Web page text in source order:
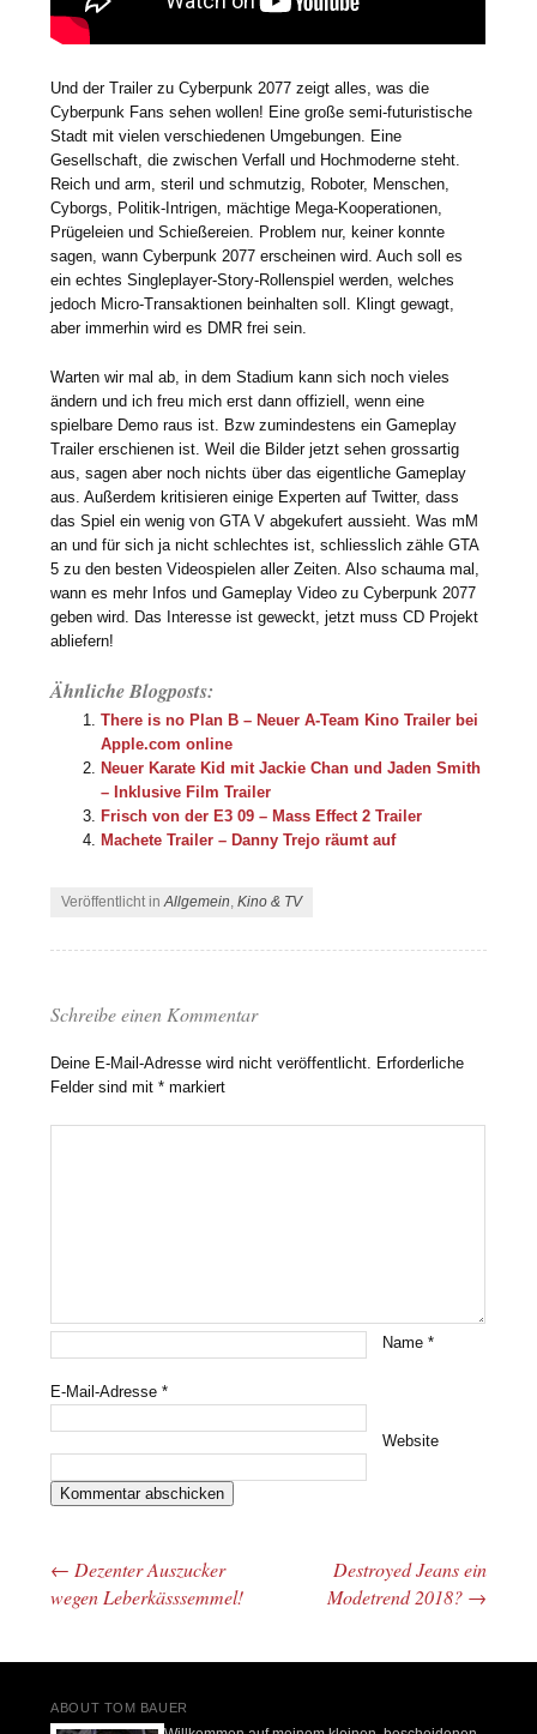
Und der Trailer zu Cyberpunk 2077 zeigt alles, was die
Cyberpunk Fans sehen wollen! Eine große semi-futuristische
Stadt mit vielen verschiedenen Umgebungen. Eine
Gesellschaft, die zwischen Verfall und Hochmoderne steht.
Reich und arm, steril und schmutzig, Roboter, Menschen,
Cyborgs, Politik-Intrigen, mächtige Mega-Kooperationen,
Prügeleien und Schießereien. Problem nur, keiner konnte
sagen, wann Cyberpunk 2077 erscheinen wird. Auch soll es
ein echtes Singleplayer-Story-Rollenspiel werden, welches
jedoch Micro-Transaktionen beinhalten soll. Klingt gewagt,
aber immerhin wird es DMR frei sein.
Warten wir mal ab, in dem Stadium kann sich noch vieles
ändern und ich freu mich erst dann offiziell, wenn eine
spielbare Demo raus ist. Bzw zumindestens ein Gameplay
Trailer erschienen ist. Weil die Bilder jetzt sehen grossartig
aus, sagen aber noch nichts über das eigentliche Gameplay
aus. Außerdem kritisieren einige Experten auf Twitter, dass
das Spiel ein wenig von GTA V abgekufert aussieht. Was mM
an und für sich ja nicht schlechtes ist, schliesslich zähle GTA
5 zu den besten Videospielen aller Zeiten. Also schauma mal,
wann es mehr Infos und Gameplay Video zu Cyberpunk 2077
geben wird. Das Interesse ist geweckt, jetzt muss CD Projekt
abliefern!
Ähnliche Blogposts:
There is no Plan B – Neuer A-Team Kino Trailer bei
Apple.com online
Neuer Karate Kid mit Jackie Chan und Jaden Smith
– Inklusive Film Trailer
Frisch von der E3 09 – Mass Effect 2 Trailer
Machete Trailer – Danny Trejo räumt auf
Veröffentlicht inAllgemein,Kino & TV
Schreibe einen Kommentar
Deine E-Mail-Adresse wird nicht veröffentlicht. Erforderliche
Felder sind mit* markiert
Name*
E-Mail-Adresse*
Website
Beitrags-Navigation
← Dezenter Auszucker
wegen Leberkässsemmel!
Destroyed Jeans ein
Modetrend 2018? →
ABOUT TOM BAUER